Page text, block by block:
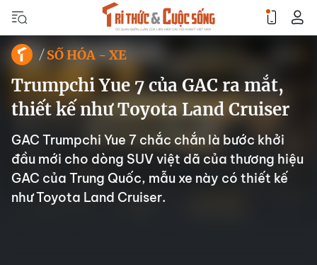
SỐ HÓA - XE
Trumpchi Yue 7 của GAC ra mắt,
thiết kế như Toyota Land Cruiser
GAC Trumpchi Yue 7 chắc chắn là bước khởi
đầu mới cho dòng SUV việt dã của thương hiệu
GAC của Trung Quốc, mẫu xe này có thiết kế
như Toyota Land Cruiser.